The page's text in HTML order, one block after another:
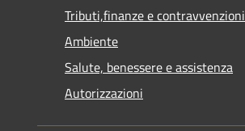
Tributi,finanze e contravvenzioni
Ambiente
Salute, benessere e assistenza
Autorizzazioni